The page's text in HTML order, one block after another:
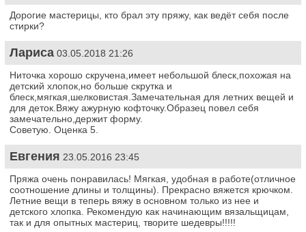
Дорогие мастерицы, кто брал эту пряжу, как ведёт себя после
стирки?
Лариса 03.05.2018 21:26
Ниточка хорошо скручена,имеет небольшой блеск,похожая на
детский хлопок,но больше скрутка и
блеск,мягкая,шелковистая.Замечательная для летних вещей и
для деток.Вяжу ажурную кофточку.Образец повел себя
замечательно,держит форму.
Советую. Оценка 5.
Евгения 23.05.2016 23:45
Пряжа очень понравилась! Мягкая, удобная в работе(отличное
соотношение длины и толщины). Прекрасно вяжется крючком.
Летние вещи в теперь вяжу в основном только из нее и
детского хлопка. Рекомендую как начинающим вязальщицам,
так и для опытных мастериц, творите шедевры!!!!!